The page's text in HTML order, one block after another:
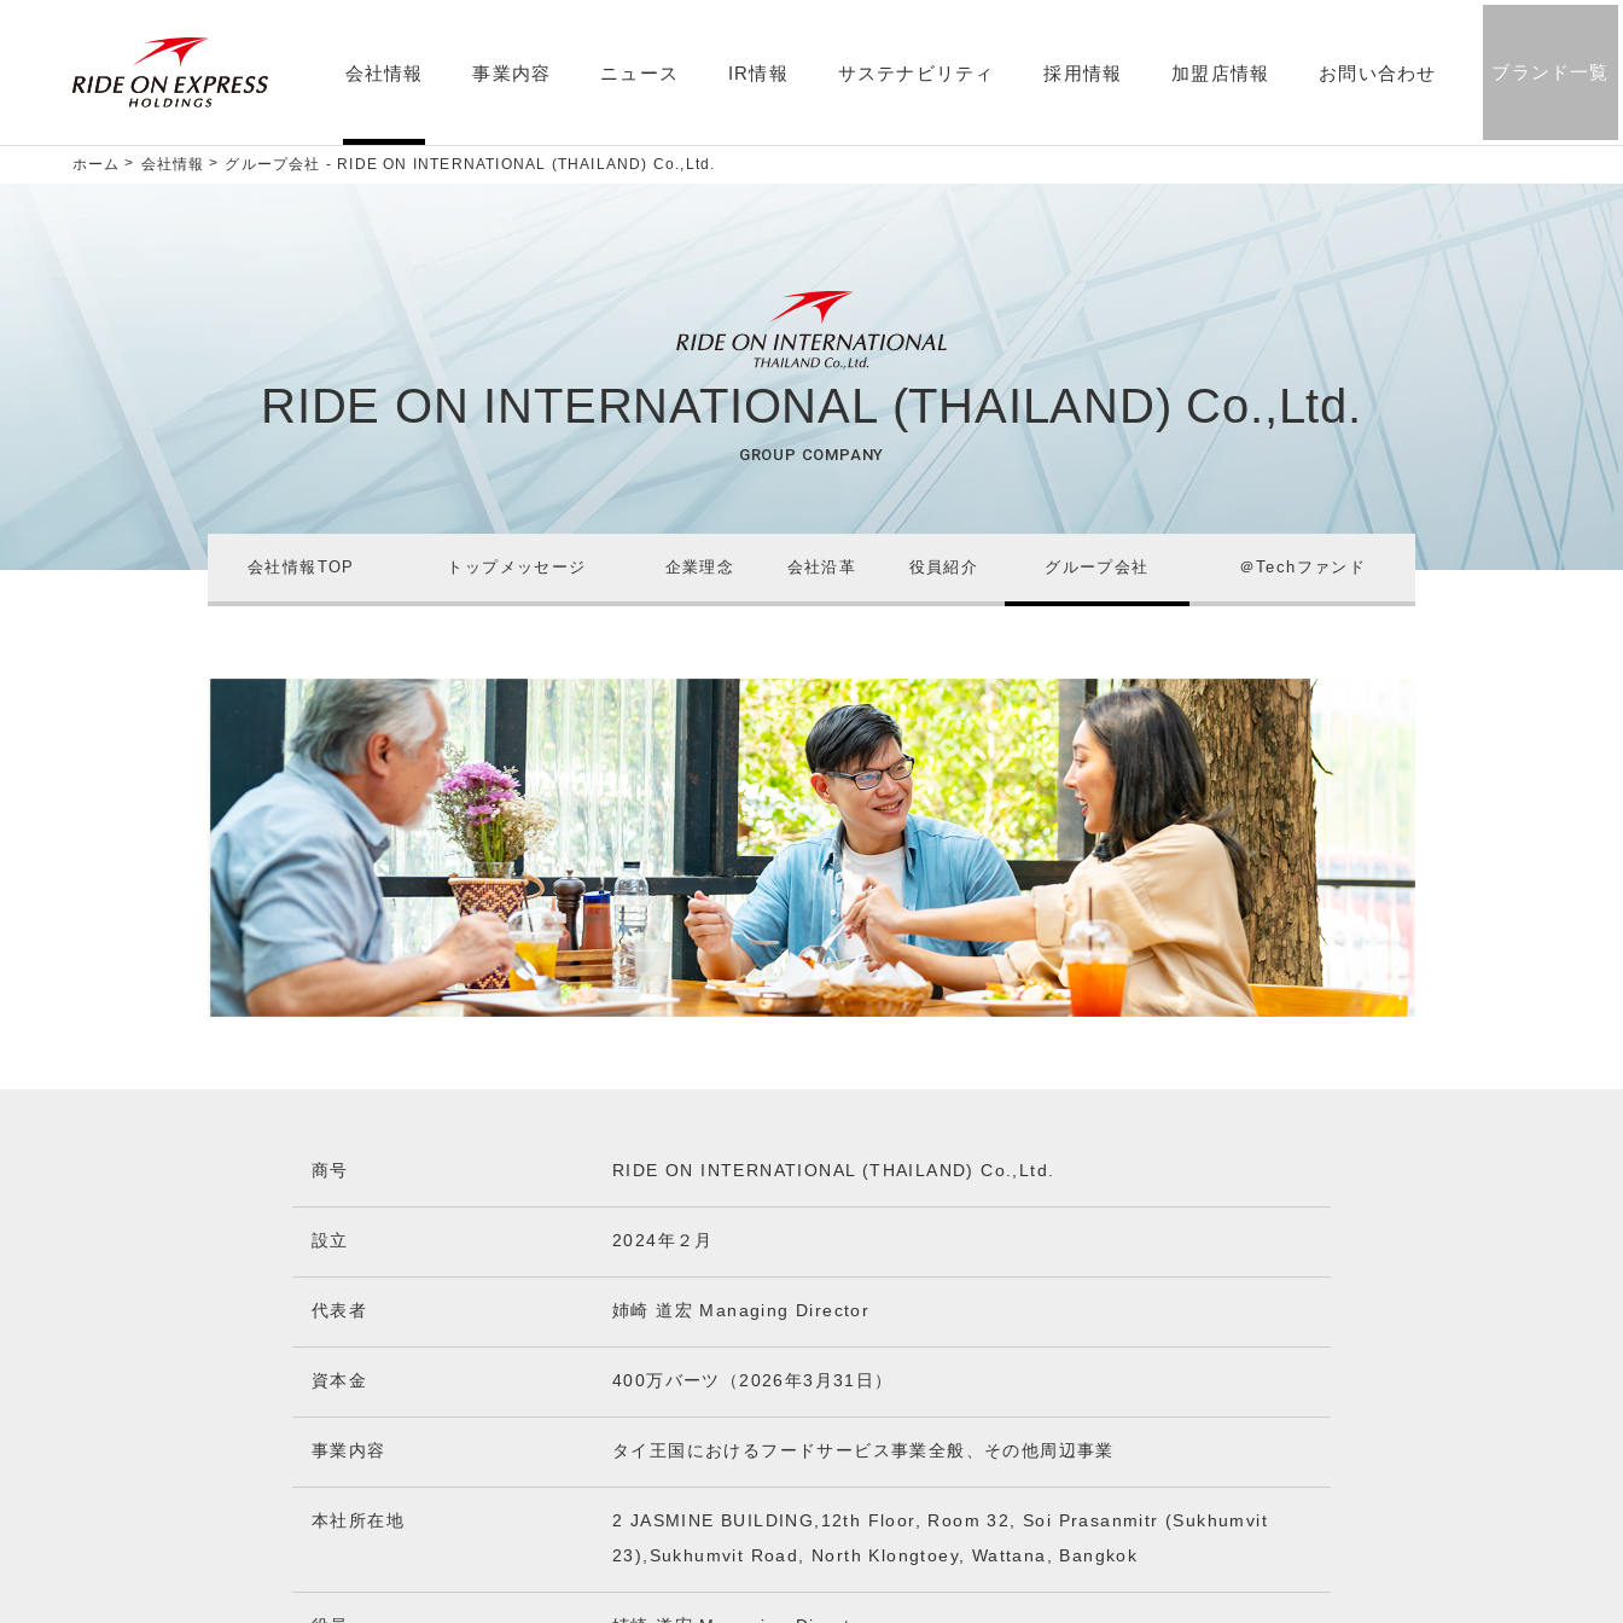
会社情報 事業内容 ニュース IR情報 サステナビリティ 採用情報 加盟店情報 お問い合わせ ブランド一覧
ホーム 会社情報 グループ会社 - RIDE ON INTERNATIONAL (THAILAND) Co.,Ltd.
RIDE ON INTERNATIONAL (THAILAND) Co.,Ltd.
GROUP COMPANY
会社情報TOP トップメッセージ 企業理念 会社沿革 役員紹介 グループ会社 ＠Techファンド
商号 RIDE ON INTERNATIONAL (THAILAND) Co.,Ltd.
設立 2024年２月
代表者 姉崎 道宏 Managing Director
資本金 400万バーツ （2026年3月31日）
事業内容 タイ王国におけるフードサービス事業全般、その他周辺事業
本社所在地
2 JASMINE BUILDING,12th Floor, Room 32, Soi Prasanmitr (Sukhumvit
23),Sukhumvit Road, North Klongtoey, Wattana, Bangkok